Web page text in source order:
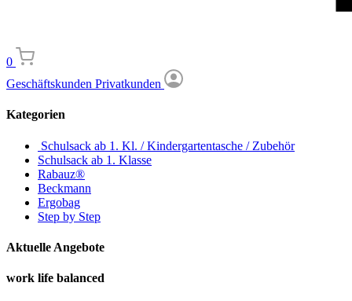
0
Geschäftskunden Privatkunden
Kategorien
Schulsack ab 1. Kl. / Kindergartentasche / Zubehör
Schulsack ab 1. Klasse
Rabauz®
Beckmann
Ergobag
Step by Step
Aktuelle Angebote
work life balanced